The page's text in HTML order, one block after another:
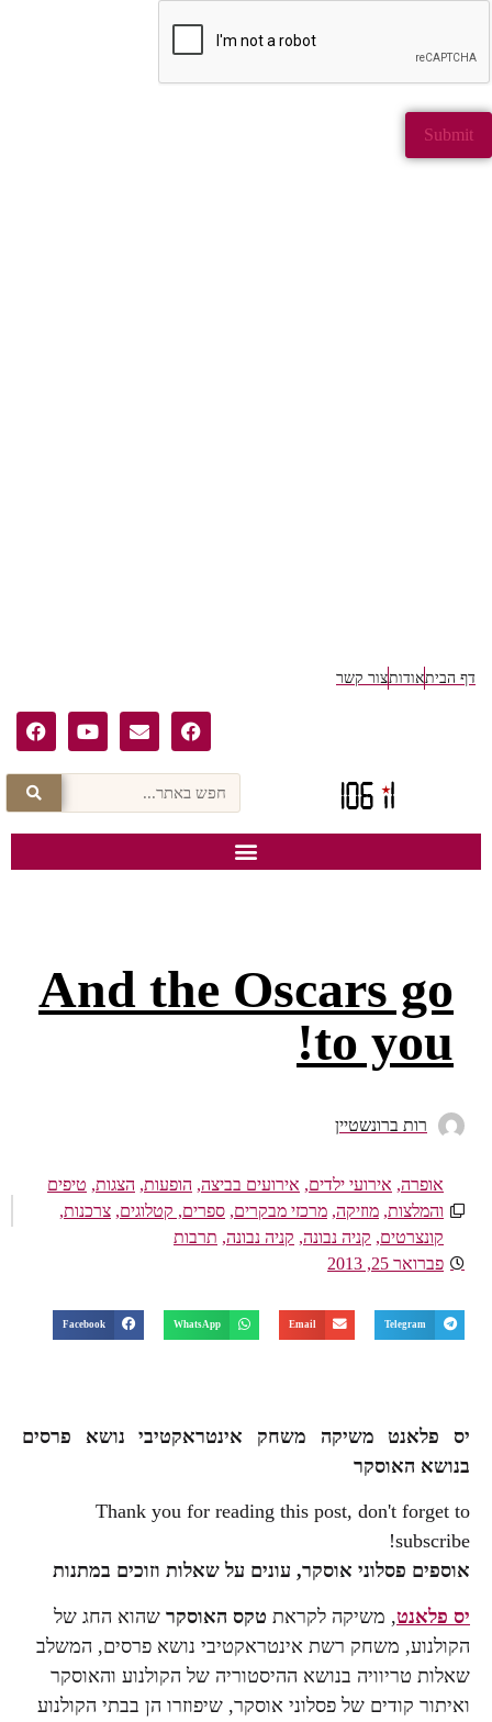
דף הביתאודותצור קשר
And the Oscars go
to you!
רות ברונשטיין
אופרה, אירועי ילדים, אירועים בביצה, הופעות, הצגות, טיפים
והמלצות, מוזיקה, מרכזי מבקרים, ספרים, קטלוגים, צרכנות,
קונצרטים, קניה נבונה, קניה נבונה, תרבות
פברואר 25, 2013
Telegram
Email
WhatsApp
Facebook
יס פלאנט משיקה משחק אינטראקטיבי נושא פרסים
בנושא האוסקר
Thank you for reading this post, don't forget to
subscribe!
אוספים פסלוני אוסקר, עונים על שאלות וזוכים במתנות
יס פלאנט, משיקה לקראת טקס האוסקר שהוא החג של
הקולנוע, משחק רשת אינטראקטיבי נושא פרסים, המשלב
שאלות טריוויה בנושא ההיסטוריה של הקולנוע והאוסקר
ואיתור קודים של פסלוני אוסקר, שיפוזרו הן בבתי הקולנוע